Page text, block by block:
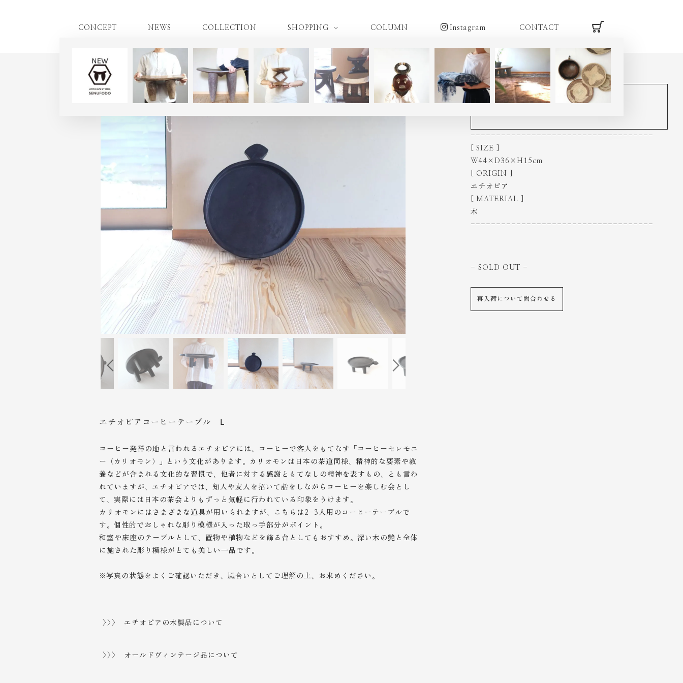
CONCEPT NEWS COLLECTION SHOPPING COLUMN Instagram CONTACT
other| CT3827
エチオピアコーヒーテーブル L
コーヒー発祥の地と言われるエチオピアには、コーヒーで客人をもてなす「コーヒーセレモニ
ー（カリオモン）」という文化があります。カリオモンは日本の茶道同様、精神的な要素や教
養などが含まれる文化的な習慣で、他者に対する感謝ともてなしの精神を表すもの、とも言わ
れていますが、エチオピアでは、知人や友人を招いて話をしながらコーヒーを楽しむ会とし
て、実際には日本の茶会よりもずっと気軽に行われている印象をうけます。
カリオモンにはさまざまな道具が用いられますが、こちらは2-3人用のコーヒーテーブルで
す。個性的でおしゃれな彫り模様が入った取っ手部分がポイント。
和室や床座のテーブルとして、置物や植物などを飾る台としてもおすすめ。深い木の艶と全体
に施された彫り模様がとても美しい一品です。
※写真の状態をよくご確認いただき、風合いとしてご理解の上、 お求めください。
>>> エチオピアの木製品について
>>> オールドヴィンテージ品について
エチオピアコーヒーセレモニー
------------------------------------
[ SIZE ]
W44×D36×H15cm
[ ORIGIN ]
エチオピア
[ MATERIAL ]
木
------------------------------------
- SOLD OUT -
再入荷について問合わせる